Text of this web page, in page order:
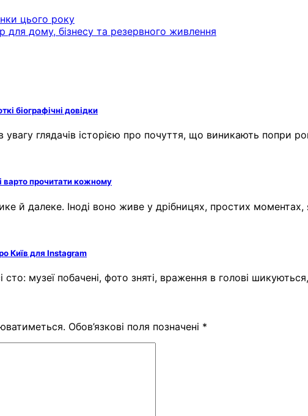
цього року
для дому, бізнесу та резервного живлення
біографічні довідки
увагу глядачів історією про почуття, що виникають попри
варто прочитати кожному
й далеке. Іноді воно живе у дрібницях, простих моментах,
Київ для Instagram
музеї побачені, фото зняті, враження в голові
Обов’язкові поля позначені *